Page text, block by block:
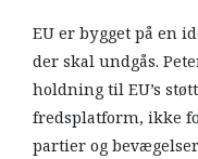
EU er bygget på en
der skal undgås.
holdning til EU’s
fredsplatform, ikke
partier og